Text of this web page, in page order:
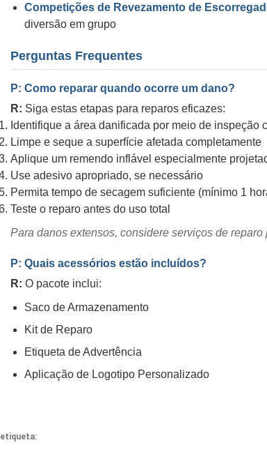
Competições de Revezamento de
diversão em grupo
Perguntas Frequentes
P: Como reparar quando ocorre um dano?
R: Siga estas etapas para reparos eficazes:
Identifique a área danificada por meio de inspeção
Limpe e seque a superfície afetada completamente
Aplique um remendo inflável especialmente
Use adesivo apropriado, se necessário
Permita tempo de secagem suficiente (mínimo 1
Teste o reparo antes do uso total
Para danos extensos, considere serviços de reparo
P: Quais acessórios estão incluídos?
R: O pacote inclui:
Saco de Armazenamento
Kit de Reparo
Etiqueta de Advertência
Aplicação de Logotipo Personalizado
etiqueta: